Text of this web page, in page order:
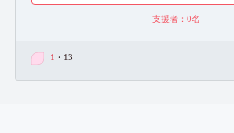
支援者： 0名
1 ・13